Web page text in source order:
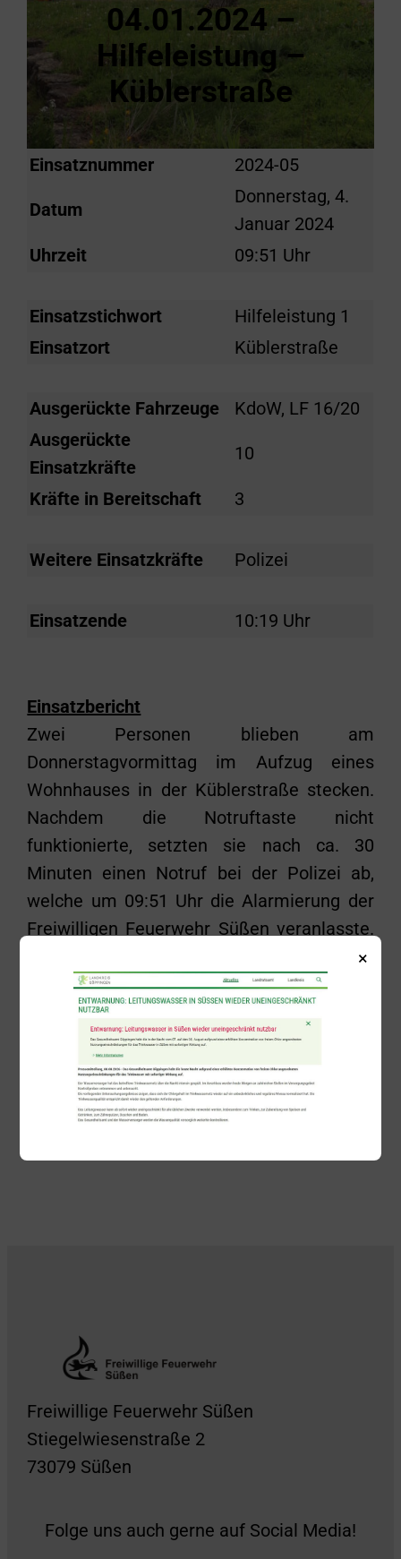
04.01.2024 –
Hilfeleistung –
Küblerstraße
Einsatznummer 2024-05
Datum
Donnerstag, 4.
Januar 2024
Uhrzeit
09:51 Uhr
Einsatzstichwort
Hilfeleistung 1
Einsatzort
Küblerstraße
Ausgerückte Fahrzeuge
KdoW, LF 16/20
Ausgerückte
Einsatzkräfte
10
Kräfte in Bereitschaft 3
Weitere Einsatzkräfte Polizei
Einsatzende 10:19 Uhr
Einsatzbericht
Zwei Personen blieben am
Donnerstagvormittag im Aufzug eines
Wohnhauses in der Küblerstraße stecken.
Nachdem die Notruftaste nicht
funktionierte, setzten sie nach ca. 30
Minuten einen Notruf bei der Polizei ab,
welche um 09:51 Uhr die Alarmierung der
Freiwilligen Feuerwehr Süßen veranlasste.
Etwa fünf Minuten nach dem Eintreffen der
Feuerwehr konnten die beiden Damen
unversehrt aus ihrer misslichen Lage
befreit werden. Der Aufzug wurde
anschließend außer Betrieb genommen
und die Gebäudeverwaltung informiert.
Freiwillige Feuerwehr Süßen
Stiegelwiesenstraße 2
73079 Süßen
Folge uns auch gerne auf Social Media!
×